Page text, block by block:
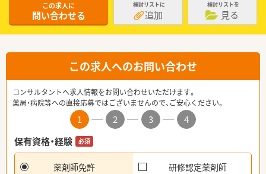
この求人に
問い合わせる
検討リストに
追加
検討リストを
見る
この求人へのお問い合わせ
コンサルタントへ求人情報をお問い合わせいただけます。
薬局・病院等への直接応募ではございませんので、ご安心ください。
1 2 3
4
保有資格・経験
必須
薬剤師免許 研修認定薬剤師